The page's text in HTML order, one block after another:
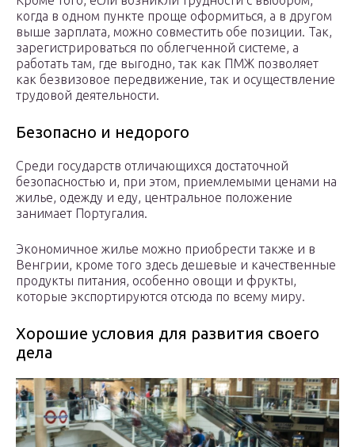
когда в одном пункте проще оформиться, а в другом
выше зарплата, можно совместить обе позиции. Так,
зарегистрироваться по облегченной системе, а
работать там, где выгодно, так как ПМЖ позволяет
как безвизовое передвижение, так и осуществление
трудовой деятельности.
Безопасно и недорого
Среди государств отличающихся достаточной
безопасностью и, при этом, приемлемыми ценами на
жилье, одежду и еду, центральное положение
занимает Португалия.
Экономичное жилье можно приобрести также и в
Венгрии, кроме того здесь дешевые и качественные
продукты питания, особенно овощи и фрукты,
которые экспортируются отсюда по всему миру.
Хорошие условия для развития своего
дела